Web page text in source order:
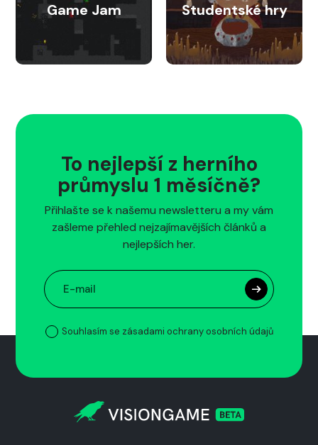
Game Jam Studentské hry
To nejlepší z herního
průmyslu 1 měsíčně?
Přihlašte se k našemu newsletteru a my vám
zašleme přehled nejzajímavějších článků a
nejlepších her.
Souhlasím se zásadami ochrany osobních údajů